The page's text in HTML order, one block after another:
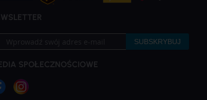
SUBSKRYBUJ
SPOŁECZNOŚCIOWE